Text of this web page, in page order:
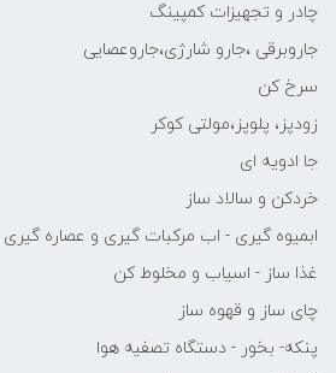
چادر و تجهیزات کمپینگ
جاروبرقی ،جارو شارژی،جاروعصایی
سرخ کن
زودپز، پلوپز،مولتی کوکر
جا ادویه ای
خردکن و سالاد ساز
ابمیوه گیری - اب مرکبات گیری و عصاره گیری
غذا ساز - اسیاب و مخلوط کن
چای ساز و قهوه ساز
پنکه- بخور - دستگاه تصفیه هوا